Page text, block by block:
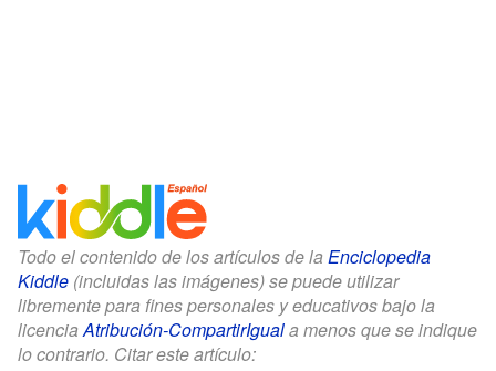
Todo el contenido de los artículos de la Enciclopedia
Kiddle (incluidas las imágenes) se puede utilizar
libremente para fines personales y educativos bajo la
licenciaAtribución-CompartirIguala menos que se indique
lo contrario. Citar este artículo: